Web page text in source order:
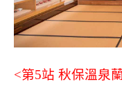
<第5站 秋保溫泉